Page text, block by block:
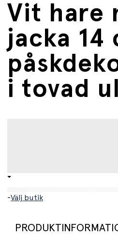
Vit hare
jacka 14
i tovad ull
-Välj butik